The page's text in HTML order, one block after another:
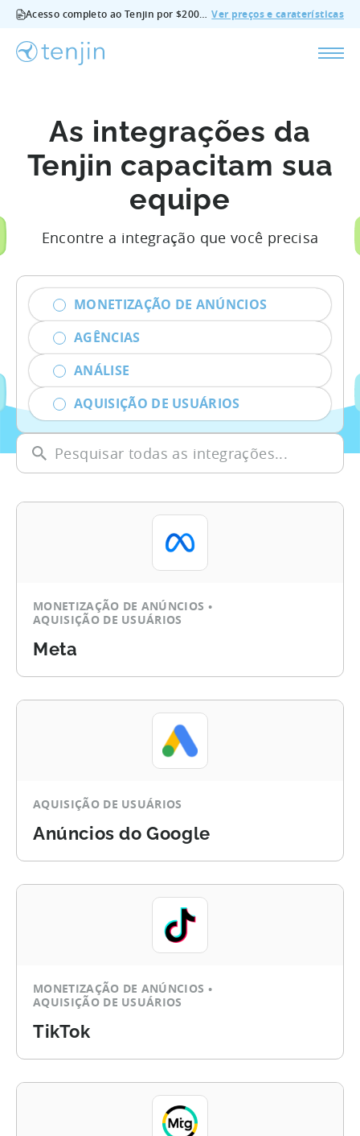
Acesso completo ao Tenjin por $200/mês - todas as funcionalidades, sem suplementos, cancelar em qualquer altura. Ver preços e caraterísticas
As integrações da
Tenjin capacitam sua
equipe
Encontre a integração que você precisa
MONETIZAÇÃO DE ANÚNCIOS
AGÊNCIAS
ANÁLISE
AQUISIÇÃO DE USUÁRIOS
MONETIZAÇÃO DE ANÚNCIOS
AQUISIÇÃO DE USUÁRIOS
Meta
AQUISIÇÃO DE USUÁRIOS
Anúncios do Google
MONETIZAÇÃO DE ANÚNCIOS
AQUISIÇÃO DE USUÁRIOS
TikTok